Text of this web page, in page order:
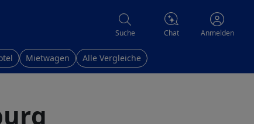
Suche Chat Anmelden
Mietwagen Alle Vergleiche